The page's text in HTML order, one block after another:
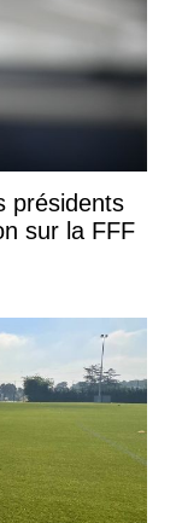
présidents
sur la FFF